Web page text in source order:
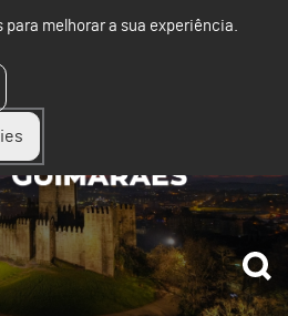
melhorar a sua experiência.